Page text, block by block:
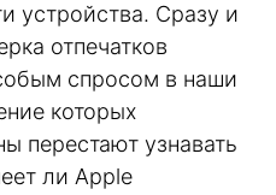
устройства. Сразу и
отпечатков
спросом в наши
которых
перестают узнавать
ли Apple